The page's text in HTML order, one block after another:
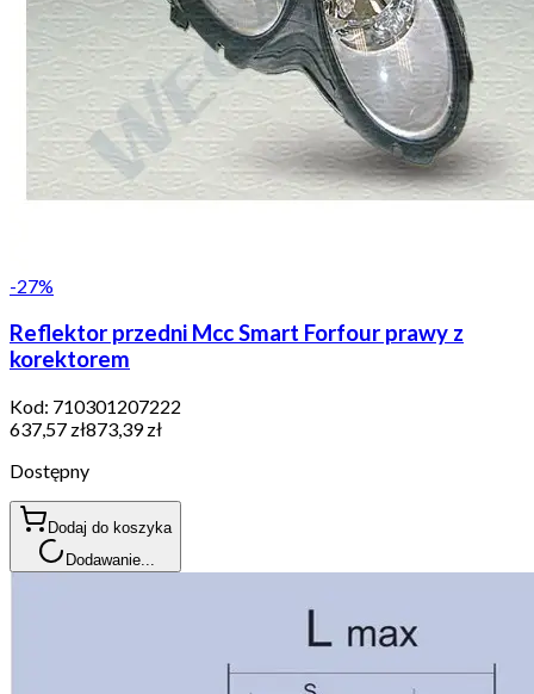
-27%
Reflektor przedni Mcc Smart Forfour prawy z
korektorem
Kod: 710301207222
637,57 zł873,39 zł
Dostępny
Dodaj do koszyka
Dodawanie...